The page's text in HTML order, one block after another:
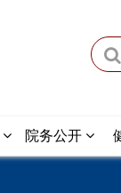
院务公开